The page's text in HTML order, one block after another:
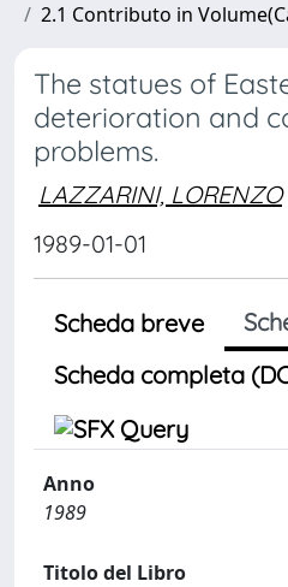
2.1 Contributo in
The statues of
deterioration and
problems.
LAZZARINI, LORENZO
1989-01-01
Scheda breve
Scheda completa
Anno
1989
Titolo del Libro